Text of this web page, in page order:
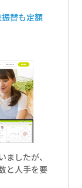
替も定額
したが、
と人手を要